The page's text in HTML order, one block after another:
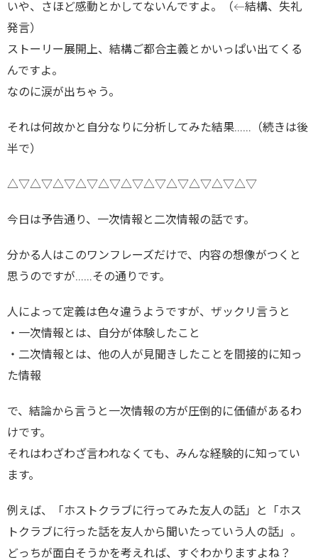
いや、さほど感動とかしてないんですよ。（←結構、失礼
発言）
ストーリー展開上、結構ご都合主義とかいっぱい出てくる
んですよ。
なのに涙が出ちゃう。
それは何故かと自分なりに分析してみた結果……（続きは後
半で）
△▽△▽△▽△▽△▽△▽△▽△▽△▽△▽△▽
今日は予告通り、一次情報と二次情報の話です。
分かる人はこのワンフレーズだけで、内容の想像がつくと
思うのですが……その通りです。
人によって定義は色々違うようですが、ザックリ言うと
・一次情報とは、自分が体験したこと
・二次情報とは、他の人が見聞きしたことを間接的に知っ
た情報
で、結論から言うと一次情報の方が圧倒的に価値があるわ
けです。
それはわざわざ言われなくても、みんな経験的に知ってい
ます。
例えば、「ホストクラブに行ってみた友人の話」と「ホス
トクラブに行った話を友人から聞いたっていう人の話」。
どっちが面白そうかを考えれば、すぐわかりますよね？